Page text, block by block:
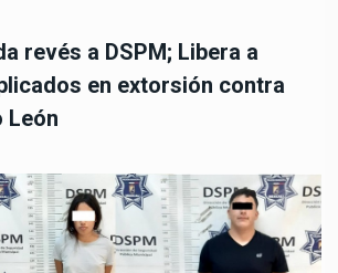
revés a DSPM; Libera a
en extorsión contra
León